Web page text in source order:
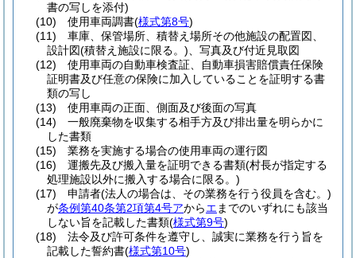
書の写しを添付)
(10)
使用車両調書(様式第8号)
(11)
車庫、保管場所、積替え場所その他施設の配置図、
設計図(積替え施設に限る。) 、写真及び付近見取図
(12)
使用車両の自動車検査証、自動車損害賠償責任保険
証明書及び任意の保険に加入していることを証明する書
類の写し
(13)
使用車両の正面、側面及び後面の写真
(14)
一般廃棄物を収集する相手方及び排出量を明らかに
した書類
(15)
業務を実施する場合の使用車両の運行図
(16)
運搬先及び搬入量を証明できる書類(村長が指定する
処理施設以外に搬入する場合に限る。)
(17)
申請者(法人の場合は、その業務を行う役員を含む。)
が条例第40条第2項第4号アからエ までのいずれにも該当
しない旨を記載した書類(様式第9号)
(18)
法令及び許可条件を遵守し、誠実に業務を行う旨を
記載した誓約書(様式第10号)